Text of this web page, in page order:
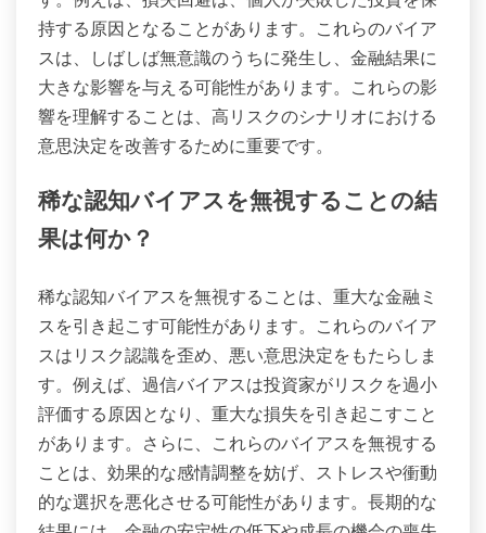
極端な金融状況は稀なバイアスをどの
ように明らかにするか？
極端な金融状況は、意思決定を歪める稀な認知バイ
アスを明らかにします。ストレスや不確実性は感情
す。例えば、損失回避は、個人が失敗した投資を保
持する原因となることがあります。これらのバイア
スは、しばしば無意識のうちに発生し、金融結果に
響を理解することは、高リスクのシナリオにおける
意思決定を改善するために重要です。
稀な認知バイアスを無視することの結
果は何か？
稀な認知バイアスを無視することは、重大な金融ミ
スを引き起こす可能性があります。これらのバイア